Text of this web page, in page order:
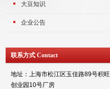
大豆知识
企业公告
联系方式 Contact
地址：上海市松江区玉佳路89号积旺
创业园10号厂房